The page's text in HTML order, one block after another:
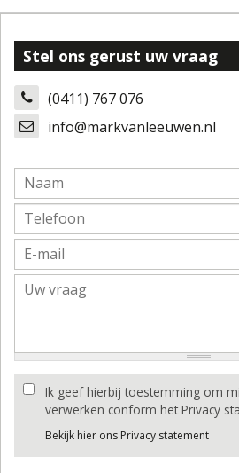
Stel ons gerust uw vraag
(0411) 767 076
info@markvanleeuwen.nl
Ik geef hierbij toestemming om
verwerken conform het Privacy
Bekijk hier ons Privacy statement